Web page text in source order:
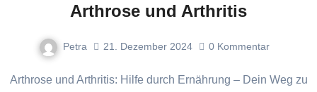
Arthrose und Arthritis
Petra 21. Dezember 2024 0 Kommentar
Arthrose und Arthritis: Hilfe durch Ernährung – Dein Weg zu